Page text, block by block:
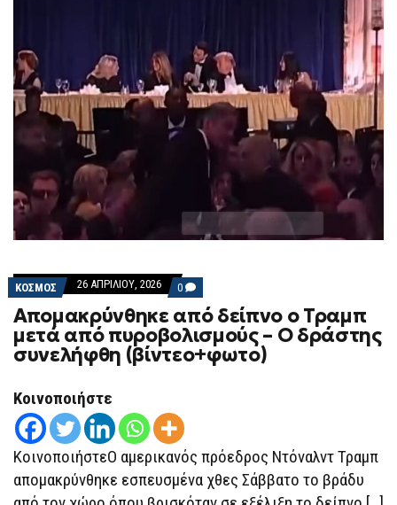
ΚΟΣΜΟΣ 26 ΑΠΡΙΛΊΟΥ, 2026 0 COMMENTS
ON
ΑΠΟΜΑΚΡΎΝΘΗΚΕ
ΑΠΌ
ΔΕΊΠΝΟ
Ο
ΤΡΑΜΠ
ΣΥΝΕΛΉΦΘΗ
(ΒΊΝΤΕΟ+ΦΩΤΟ)
Απομακρύνθηκε από δείπνο ο Τραμπ
μετά από πυροβολισμούς – O δράστης
συνελήφθη (βίντεο+φωτο)
Κοινοποιήστε
ΚοινοποιήστεΟ αμερικανός πρόεδρος Ντόναλντ Τραμπ
απομακρύνθηκε εσπευσμένα χθες Σάββατο το βράδυ